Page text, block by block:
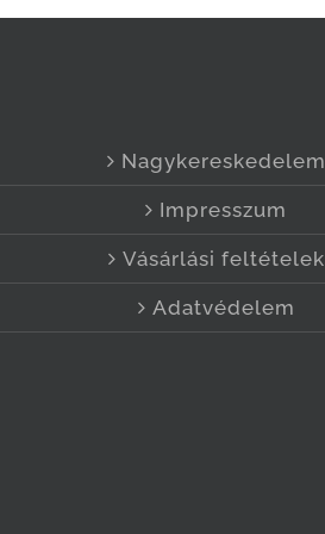
Nagykereskedelem
Impresszum
Vásárlási feltételek
Adatvédelem